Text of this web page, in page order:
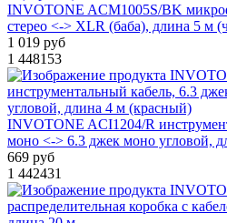
INVOTONE ACM1005S/BK
стерео <-> XLR (баба), длина 5 м
1 019 руб
1 448153
INVOTONE ACI1204/R
моно <-> 6.3 джек моно угловой,
669 руб
1 442431